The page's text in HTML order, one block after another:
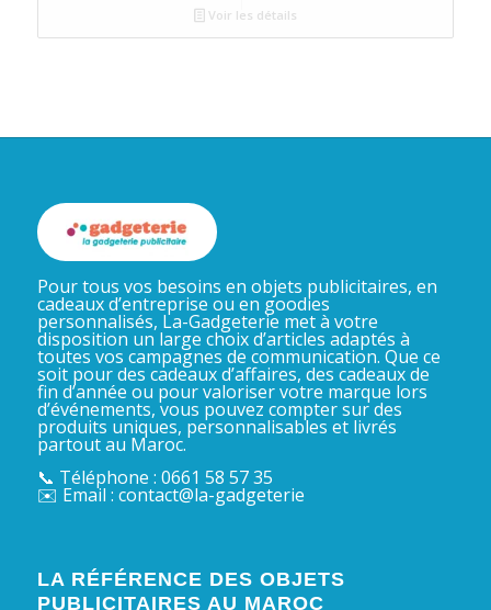
Voir les détails
Pour tous vos besoins en objets publicitaires, en
cadeaux d’entreprise ou en goodies
personnalisés, La-Gadgeterie met à votre
disposition un large choix d’articles adaptés à
toutes vos campagnes de communication. Que ce
soit pour des cadeaux d’affaires, des cadeaux de
fin d’année ou pour valoriser votre marque lors
d’événements, vous pouvez compter sur des
produits uniques, personnalisables et livrés
partout au Maroc.
📞 Téléphone : 0661 58 57 35
✉️ Email : contact@la-gadgeterie
LA RÉFÉRENCE DES OBJETS
PUBLICITAIRES AU MAROC